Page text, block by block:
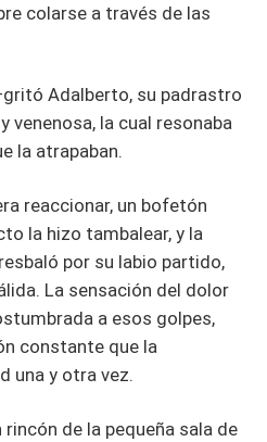
colarse a través de las
Adalberto, su padrastro
venenosa, la cual resonaba
la atrapaban.
reaccionar, un bofetón
la hizo tambalear, y la
por su labio partido,
La sensación del dolor
a esos golpes,
constante que la
una y otra vez.
de la pequeña sala de